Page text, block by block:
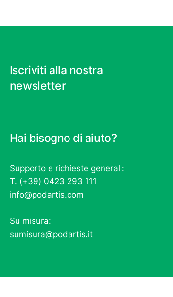
Iscriviti alla nostra
newsletter
Hai bisogno di aiuto?
Supporto e richieste generali:
T. (+39) 0423 293 111
info@podartis.com
Su misura:
sumisura@podartis.it